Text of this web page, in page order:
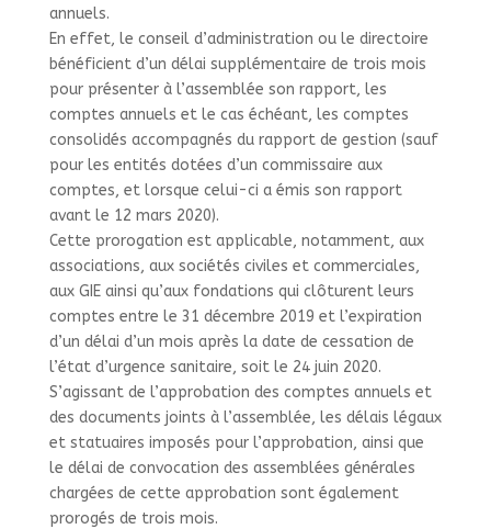
annuels.
En effet, le conseil d’administration ou le directoire
bénéficient d’un délai supplémentaire de trois mois
pour présenter à l’assemblée son rapport, les
comptes annuels et le cas échéant, les comptes
consolidés accompagnés du rapport de gestion (sauf
pour les entités dotées d’un commissaire aux
comptes, et lorsque celui-ci a émis son rapport
avant le 12 mars 2020).
Cette prorogation est applicable, notamment, aux
associations, aux sociétés civiles et commerciales,
aux GIE ainsi qu’aux fondations qui clôturent leurs
comptes entre le 31 décembre 2019 et l’expiration
d’un délai d’un mois après la date de cessation de
l’état d’urgence sanitaire, soit le 24 juin 2020.
S’agissant de l’approbation des comptes annuels et
des documents joints à l’assemblée, les délais légaux
et statuaires imposés pour l’approbation, ainsi que
le délai de convocation des assemblées générales
chargées de cette approbation sont également
prorogés de trois mois.